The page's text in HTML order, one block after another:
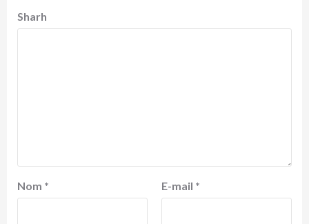
Sharh
Nom * E-mail *